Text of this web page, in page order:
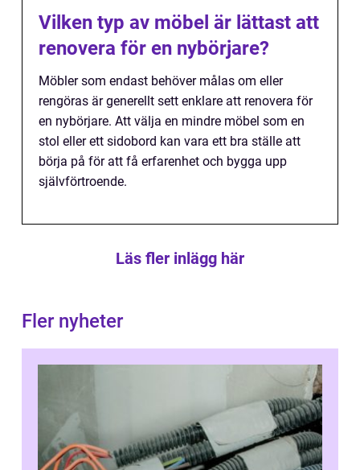
Vilken typ av möbel är lättast att
renovera för en nybörjare?
Möbler som endast behöver målas om eller
rengöras är generellt sett enklare att renovera för
en nybörjare. Att välja en mindre möbel som en
stol eller ett sidobord kan vara ett bra ställe att
börja på för att få erfarenhet och bygga upp
självförtroende.
Läs fler inlägg här
Fler nyheter